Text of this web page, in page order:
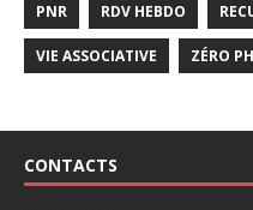
PNR RDV HEBDO
VIE ASSOCIATIVE ZÉRO
CONTACTS